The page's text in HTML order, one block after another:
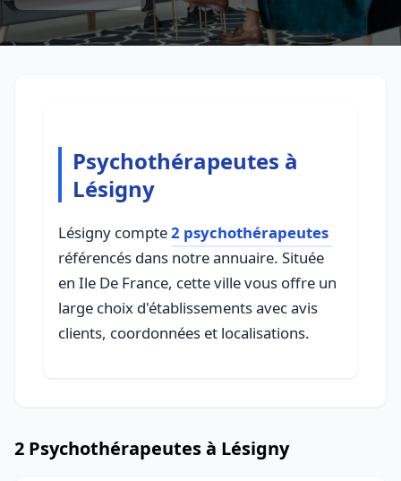
Psychothérapeutes à
Lésigny
Lésigny compte2 psychothérapeutes
référencés dans notre annuaire. Située
en Ile De France, cette ville vous offre un
large choix d'établissements avec avis
clients, coordonnées et localisations.
2 Psychothérapeutes à Lésigny